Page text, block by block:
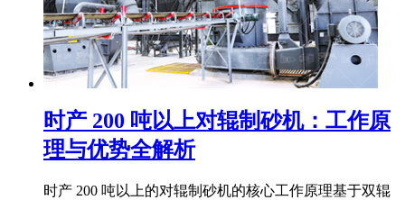
时产 200 吨以上对辊制砂机：工作原
理与优势全解析
时产 200 吨以上的对辊制砂机的核心工作原理基于双辊